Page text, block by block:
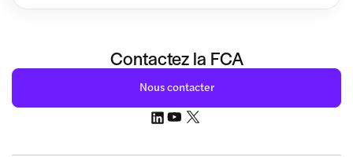
Contactez la FCA
Nous contacter